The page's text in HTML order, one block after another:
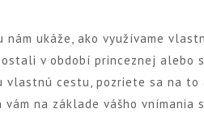
nám ukáže, ako využívame
v období princeznej
cestu, pozriete sa na
na základe vášho